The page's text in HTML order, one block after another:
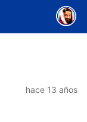
hace 13 años